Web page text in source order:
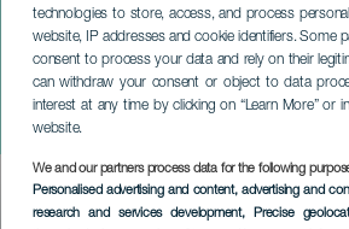
technologies to store, access, and process
website, IP addresses and cookie identifiers. Some
consent to process your data and rely on their
can withdraw your consent or object to data
interest at any time by clicking on “Learn More” or
website.
We and our partners process data for the following
Personalised advertising and content, advertising and
research and services development, Precise
Notte dei defunti
Lavatoi di Güímar
TENERIFE
Imagen
Listado